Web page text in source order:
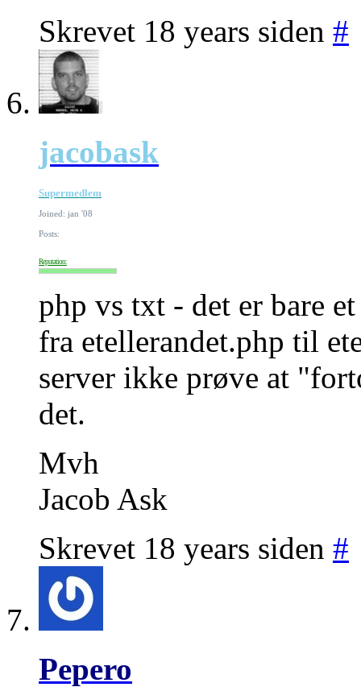
Skrevet 18 years siden #
jacobask
Supermedlem
Joined: jan '08
Posts:
Reputation:
php vs txt - det er bare
fra etellerandet.php til
server ikke prøve at
det.
Mvh
Jacob Ask
Skrevet 18 years siden #
Pepero